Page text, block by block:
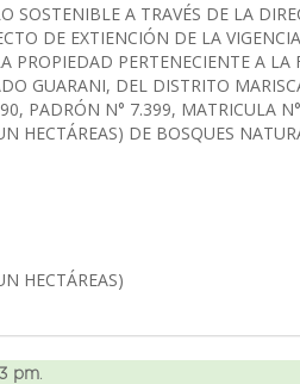
SOSTENIBLE A TRAVÉS DE LA
DE EXTIENCIÓN DE LA
PROPIEDAD PERTENECIENTE A LA
GUARANI, DEL DISTRITO
PADRÓN N° 7.399, MATRICULA
HECTÁREAS) DE BOSQUES
HECTÁREAS)
pm